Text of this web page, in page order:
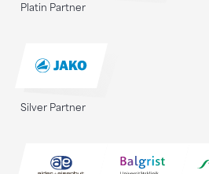
Platin Partner
Silver Partner